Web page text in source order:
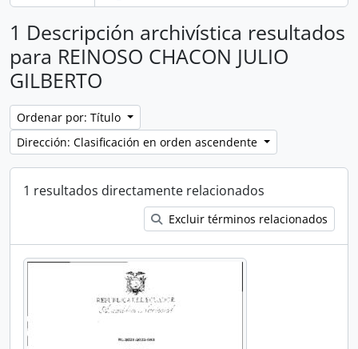
1 Descripción archivística resultados
para REINOSO CHACON JULIO
GILBERTO
Ordenar por: Título
Dirección: Clasificación en orden ascendente
1 resultados directamente relacionados
Excluir términos relacionados